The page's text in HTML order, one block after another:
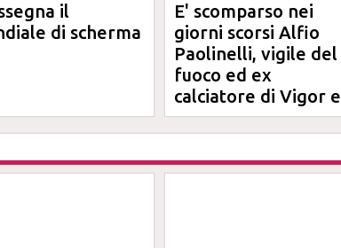
il
di scherma
E' scomparso nei
giorni scorsi Alfio
Paolinelli, vigile del
fuoco ed ex
calciatore di Vigor e
Jesina